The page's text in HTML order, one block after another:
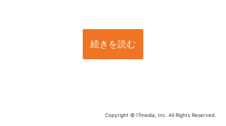
続きを読む
Copyright © ITmedia, Inc. All Rights Reserved.